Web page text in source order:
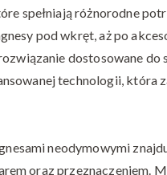
spełniają różnorodne
pod wkręt, aż po
dostosowane
technologii, która
neodymowymi
oraz przeznaczeniem.